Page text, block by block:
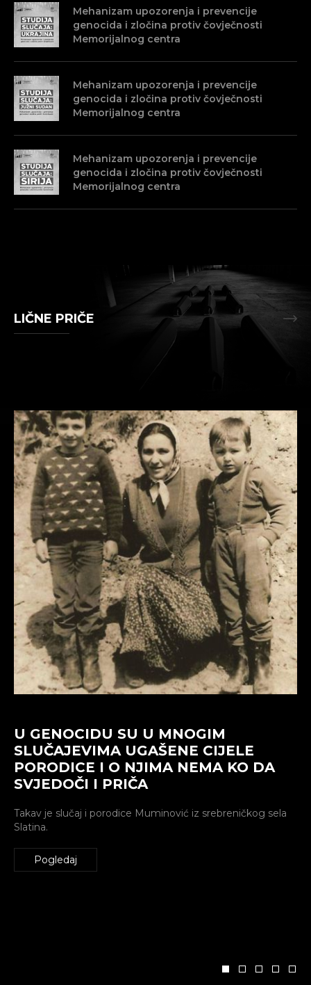
Mehanizam upozorenja i prevencije
genocida i zločina protiv čovječnosti
Memorijalnog centra
Mehanizam upozorenja i prevencije
genocida i zločina protiv čovječnosti
Memorijalnog centra
Mehanizam upozorenja i prevencije
genocida i zločina protiv čovječnosti
Memorijalnog centra
LIČNE PRIČE
U GENOCIDU SU U MNOGIM
SLUČAJEVIMA UGAŠENE CIJELE
PORODICE I O NJIMA NEMA KO DA
SVJEDOČI I PRIČA
Takav je slučaj i porodice Muminović iz srebreničkog sela
Slatina.
Pogledaj